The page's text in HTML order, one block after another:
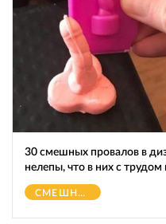
30 смешных провалов в
нелепы, что в них с трудом
СМЕШНОЕ